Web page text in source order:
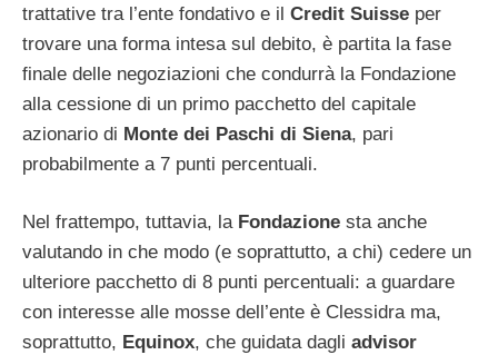
trattative tra l’ente fondativo e il Credit Suisse per
trovare una forma intesa sul debito, è partita la fase
finale delle negoziazioni che condurrà la Fondazione
alla cessione di un primo pacchetto del capitale
azionario di Monte dei Paschi di Siena, pari
probabilmente a 7 punti percentuali.
Nel frattempo, tuttavia, la Fondazione sta anche
valutando in che modo (e soprattutto, a chi) cedere un
ulteriore pacchetto di 8 punti percentuali: a guardare
con interesse alle mosse dell’ente è Clessidra ma,
soprattutto, Equinox, che guidata dagli advisor